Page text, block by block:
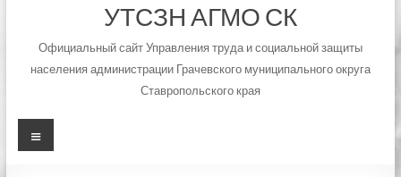
УТСЗН АГМО СК
Официальный сайт Управления труда и социальной защиты
населения администрации Грачевского муниципального округа
Ставропольского края
Меню